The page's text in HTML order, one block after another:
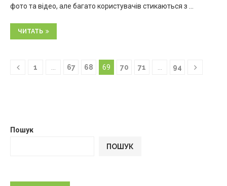
фото та відео, але багато користувачів стикаються з …
ЧИТАТЬ
1 … 67 68 69 70 71 … 94
Пошук
ПОШУК